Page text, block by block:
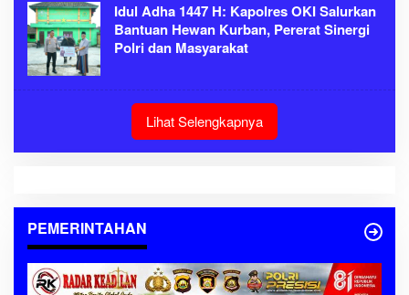
Idul Adha 1447 H: Kapolres OKI Salurkan
Bantuan Hewan Kurban, Pererat Sinergi
Polri dan Masyarakat
Lihat Selengkapnya
PEMERINTAHAN